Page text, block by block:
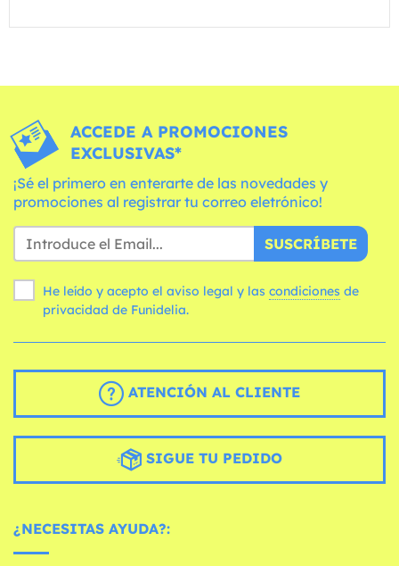
ACCEDE A PROMOCIONES
EXCLUSIVAS*
¡Sé el primero en enterarte de las novedades y
promociones al registrar tu correo eletrónico!
SUSCRÍBETE
He leído y acepto el aviso legal y las condiciones
privacidad de Funidelia.
ATENCIÓN AL CLIENTE
SIGUE TU PEDIDO
¿NECESITAS AYUDA?: